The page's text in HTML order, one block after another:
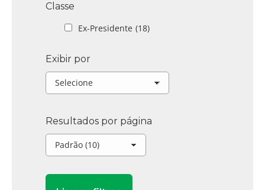
Classe
Ex-Presidente (18)
Exibir por
Resultados por página